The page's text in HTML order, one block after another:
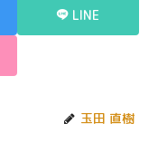
LINE
玉田 直樹